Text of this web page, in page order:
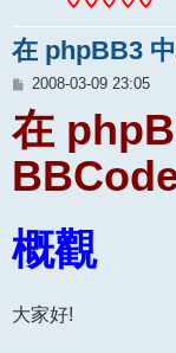
在 phpBB3
文
2008-03-09 23:05
在
概觀
大家好!